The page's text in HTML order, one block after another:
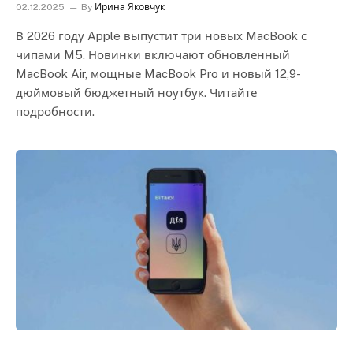
02.12.2025 By Ирина Яковчук
В 2026 году Apple выпустит три новых MacBook с
чипами M5. Новинки включают обновленный
MacBook Air, мощные MacBook Pro и новый 12,9-
дюймовый бюджетный ноутбук. Читайте
подробности.